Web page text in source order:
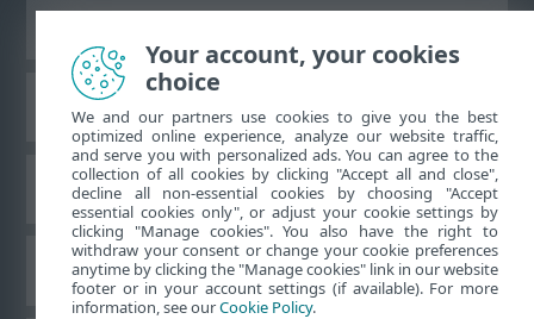
ESET білім қоры
ESET форумы
Аймақтық қолдау
Your account, your cookies
choice
We and our partners use cookies to give you the best
optimized online experience, analyze our website traffic,
and serve you with personalized ads. You can agree to the
collection of all cookies by clicking "Accept all and close",
decline all non-essential cookies by choosing "Accept
essential cookies only", or adjust your cookie settings by
clicking "Manage cookies". You also have the right to
withdraw your consent or change your cookie preferences
anytime by clicking the "Manage cookies" link in our website
footer or in your account settings (if available). For more
information, see ourCookie Policy.